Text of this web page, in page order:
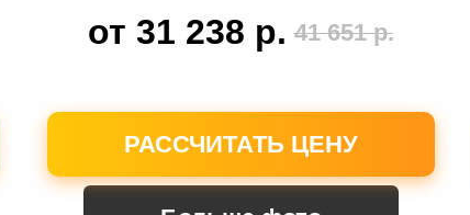
от 31 238 р. 41 651 р.
РАССЧИТАТЬ ЦЕНУ